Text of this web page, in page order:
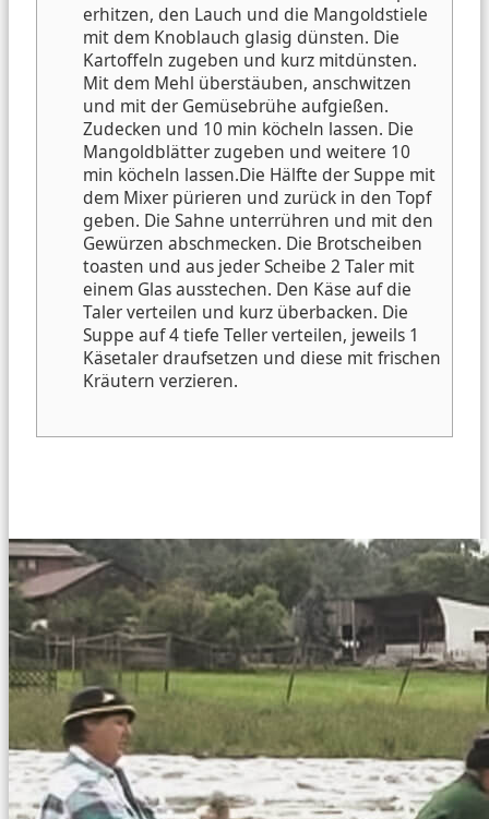
erhitzen, den Lauch und die Mangoldstiele
mit dem Knoblauch glasig dünsten. Die
Kartoffeln zugeben und kurz mitdünsten.
Mit dem Mehl überstäuben, anschwitzen
und mit der Gemüsebrühe aufgießen.
Zudecken und 10 min köcheln lassen. Die
Mangoldblätter zugeben und weitere 10
min köcheln lassen.Die Hälfte der Suppe mit
dem Mixer pürieren und zurück in den Topf
geben. Die Sahne unterrühren und mit den
Gewürzen abschmecken. Die Brotscheiben
toasten und aus jeder Scheibe 2 Taler mit
einem Glas ausstechen. Den Käse auf die
Taler verteilen und kurz überbacken. Die
Suppe auf 4 tiefe Teller verteilen, jeweils 1
Käsetaler draufsetzen und diese mit frischen
Kräutern verzieren.